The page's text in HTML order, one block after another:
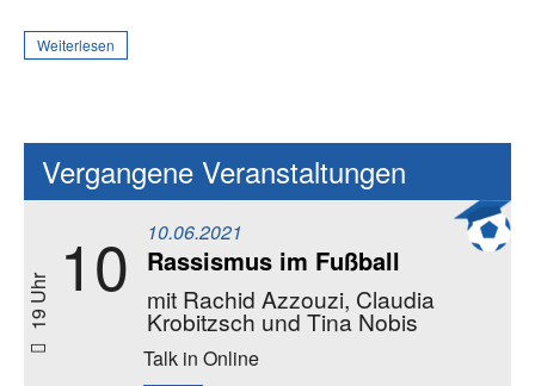
Weiterlesen
Vergangene Veranstaltungen
19 Uhr 10 10.06.2021
Rassismus im Fußball
mit Rachid Azzouzi, Claudia
Krobitzsch und Tina Nobis
Talk in Online